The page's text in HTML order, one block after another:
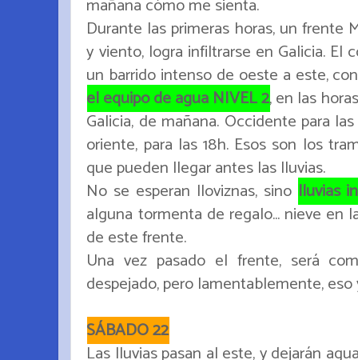
mañana cómo me sienta.
Durante las primeras horas, un frente
y viento, logra infiltrarse en Galicia.
un barrido intenso de oeste a este,
el equipo de agua NIVEL 2, en las
Galicia, de mañana. Occidente para
oriente, para las 18h. Esos son los
que pueden llegar antes las lluvias.
No se esperan lloviznas, sino lluvias
alguna tormenta de regalo... nieve en
de este frente.
Una vez pasado el frente, será
despejado, pero lamentablemente,
SÁBADO 22
Las lluvias pasan al este, y dejarán